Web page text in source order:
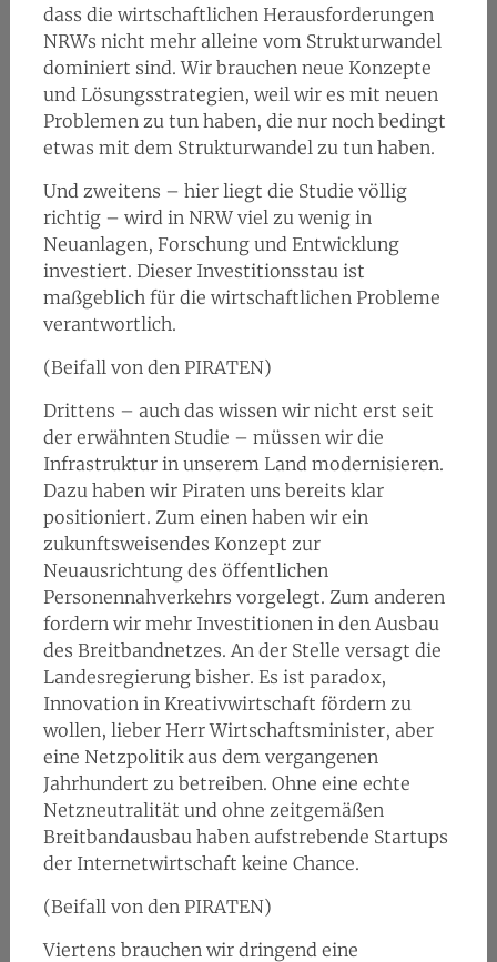
dass die wirtschaftlichen Herausforderungen
NRWs nicht mehr alleine vom Strukturwandel
dominiert sind. Wir brauchen neue Konzepte
und Lösungsstrategien, weil wir es mit neuen
Problemen zu tun haben, die nur noch bedingt
etwas mit dem Strukturwandel zu tun haben.
Und zweitens – hier liegt die Studie völlig
richtig – wird in NRW viel zu wenig in
Neuanlagen, Forschung und Entwicklung
investiert. Dieser Investitionsstau ist
maßgeblich für die wirtschaftlichen Probleme
verantwortlich.
(Beifall von den PIRATEN)
Drittens – auch das wissen wir nicht erst seit
der erwähnten Studie – müssen wir die
Infrastruktur in unserem Land modernisieren.
Dazu haben wir Piraten uns bereits klar
positioniert. Zum einen haben wir ein
zukunftsweisendes Konzept zur
Neuausrichtung des öffentlichen
Personennahverkehrs vorgelegt. Zum anderen
fordern wir mehr Investitionen in den Ausbau
des Breitbandnetzes. An der Stelle versagt die
Landesregierung bisher. Es ist paradox,
Innovation in Kreativwirtschaft fördern zu
wollen, lieber Herr Wirtschaftsminister, aber
eine Netzpolitik aus dem vergangenen
Jahrhundert zu betreiben. Ohne eine echte
Netzneutralität und ohne zeitgemäßen
Breitbandausbau haben aufstrebende Startups
der Internetwirtschaft keine Chance.
(Beifall von den PIRATEN)
Viertens brauchen wir dringend eine